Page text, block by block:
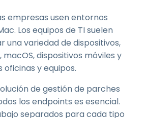
empresas usen entornos
Los equipos de TI suelen
una variedad de dispositivos,
macOS, dispositivos móviles y
y equipos.
de gestión de parches
los endpoints es esencial.
separados para cada tipo